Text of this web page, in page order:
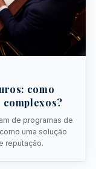
como
de programas de
uma solução
reputação.